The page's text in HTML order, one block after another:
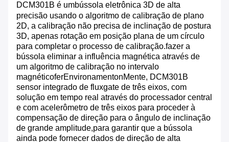
DCM301B é umbússola eletrônica 3D de alta
precisão usando o algoritmo de calibração de plano
2D, a calibração não precisa de inclinação de postura
3D, apenas rotação em posição plana de um círculo
para completar o processo de calibração.fazer a
bússola eliminar a influência magnética através de
um algoritmo de calibração no intervalo
magnéticoferEnvironamentonMente, DCM301B
sensor integrado de fluxgate de três eixos, com
solução em tempo real através do processador central
e com acelerômetro de três eixos para proceder à
compensação de direção para o ângulo de inclinação
de grande amplitude,para garantir que a bússola
ainda pode fornecer dados de direção de alta